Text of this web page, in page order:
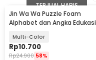
TERJUAL HABIS
Jin Wa Wa Puzzle Foam
Alphabet dan Angka Edukasi
Multi-Color
Rp10.700
Rp24.900 58%